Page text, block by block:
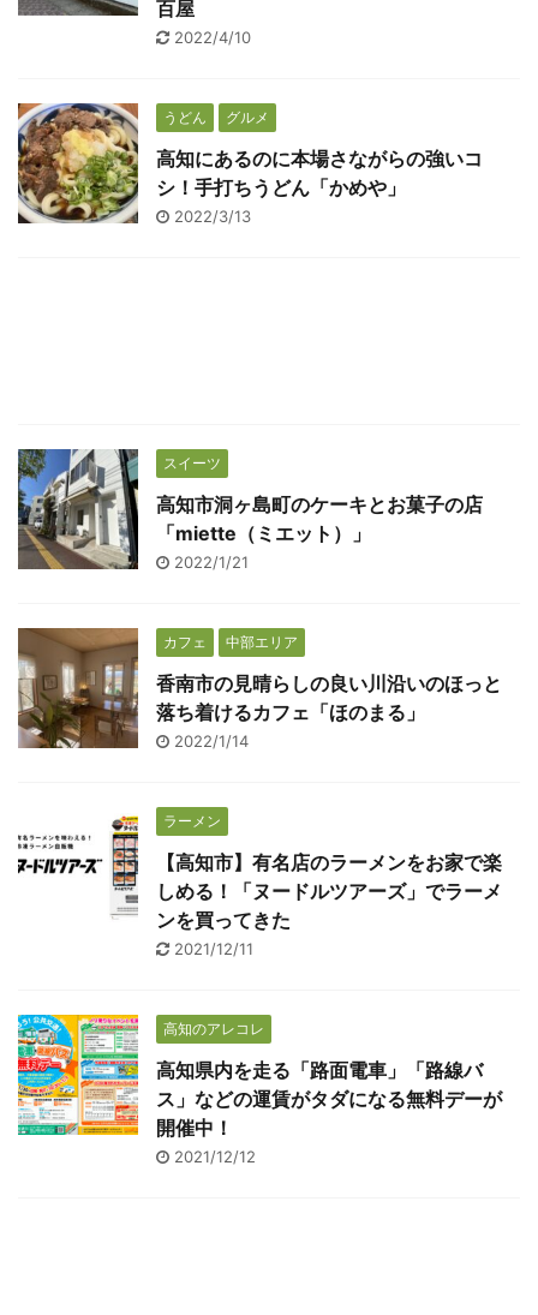
百屋
2022/4/10
うどん グルメ
高知にあるのに本場さながらの強いコ
シ！手打ちうどん「かめや」
2022/3/13
スイーツ
高知市洞ヶ島町のケーキとお菓子の店
「miette（ミエット）」
2022/1/21
カフェ 中部エリア
香南市の見晴らしの良い川沿いのほっと
落ち着けるカフェ「ほのまる」
2022/1/14
ラーメン
【高知市】有名店のラーメンをお家で楽
しめる！「ヌードルツアーズ」でラーメ
ンを買ってきた
2021/12/11
高知のアレコレ
高知県内を走る「路面電車」「路線バ
ス」などの運賃がタダになる無料デーが
開催中！
2021/12/12